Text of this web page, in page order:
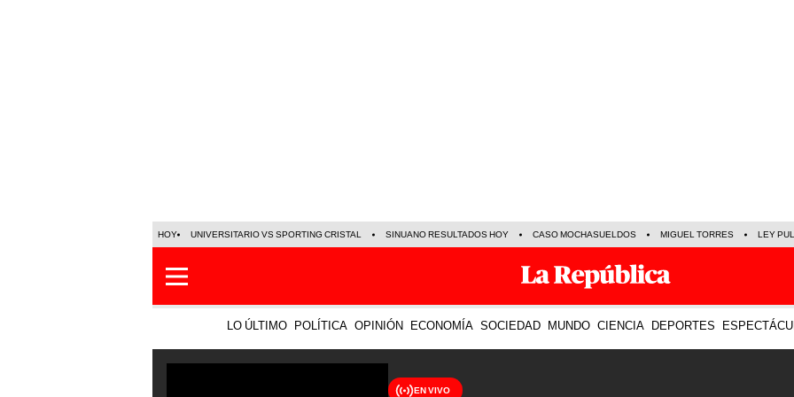
HOY UNIVERSITARIO VS SPORTING CRISTAL SINUANO RESULTADOS HOY CASO MOCHASUELDOS MIGUEL TORRES LEY
LO ÚLTIMO POLÍTICA OPINIÓN ECONOMÍA SOCIEDAD MUNDO CIENCIA DEPORTES
EN VIVO